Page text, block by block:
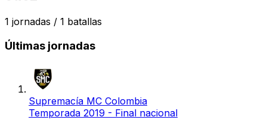
1 jornadas / 1 batallas
Últimas jornadas
Supremacía MC Colombia
Temporada 2019 - Final nacional